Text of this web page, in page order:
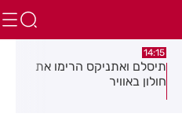
14:15
תיסלם ואתניקס הרימו את
חולון באוויר